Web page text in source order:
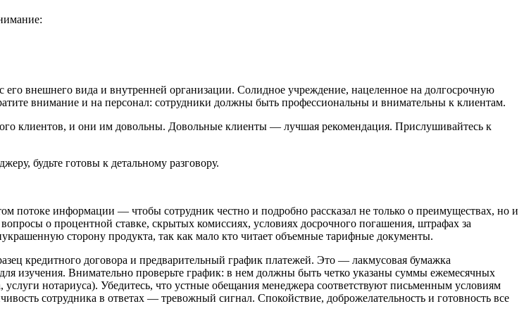
его внешнего вида и внутренней организации. Солидное учреждение, нацеленное на долгосрочную
внимание и на персонал: сотрудники должны быть профессиональны и внимательны к клиентам.
клиентов, и они им довольны. Довольные клиенты — лучшая рекомендация. Прислушивайтесь к
будьте готовы к детальному разговору.
потоке информации — чтобы сотрудник честно и подробно рассказал не только о преимуществах, но и
о процентной ставке, скрытых комиссиях, условиях досрочного погашения, штрафах за
сторону продукта, так как мало кто читает объемные тарифные документы.
кредитного договора и предварительный график платежей. Это — лакмусовая бумажка
изучения. Внимательно проверьте график: в нем должны быть четко указаны суммы ежемесячных
нотариуса). Убедитесь, что устные обещания менеджера соответствуют письменным условиям
сотрудника в ответах — тревожный сигнал. Спокойствие, доброжелательность и готовность все